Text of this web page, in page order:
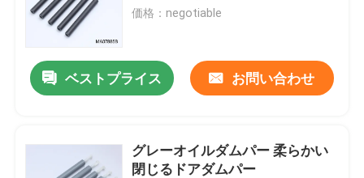
価格：negotiable
ベストプライス お問い合わせ
グレーオイルダムパー 柔らかい
閉じるドアダムパー